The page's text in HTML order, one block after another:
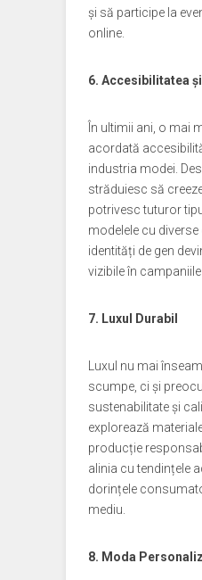
și să participe la
online.
6. Accesibilitatea
În ultimii ani, o mai
acordată
industria modei.
străduiesc să
potrivesc tuturor
modelele cu diverse
identități de gen
vizibile în
7. Luxul Durabil
Luxul nu mai
scumpe, ci și
sustenabilitate și
explorează
producție
alinia cu tendințele
dorințele
mediu.
8. Moda